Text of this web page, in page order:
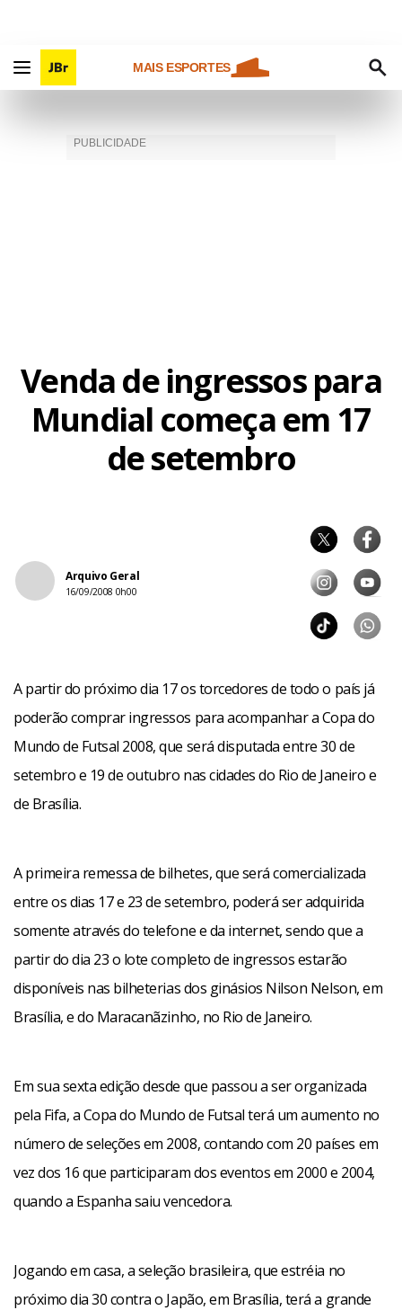
MAIS ESPORTES
Venda de ingressos para
Mundial começa em 17
de setembro
Arquivo Geral
16/09/2008 0h00
A partir do próximo dia 17 os torcedores de todo o país já
poderão comprar ingressos para acompanhar a Copa do
Mundo de Futsal 2008, que será disputada entre 30 de
setembro e 19 de outubro nas cidades do Rio de Janeiro e
de Brasília.
A primeira remessa de bilhetes, que será comercializada
entre os dias 17 e 23 de setembro, poderá ser adquirida
somente através do telefone e da internet, sendo que a
partir do dia 23 o lote completo de ingressos estarão
disponíveis nas bilheterias dos ginásios Nilson Nelson, em
Brasília, e do Maracanãzinho, no Rio de Janeiro.
Em sua sexta edição desde que passou a ser organizada
pela Fifa, a Copa do Mundo de Futsal terá um aumento no
número de seleções em 2008, contando com 20 países em
vez dos 16 que participaram dos eventos em 2000 e 2004,
quando a Espanha saiu vencedora.
Jogando em casa, a seleção brasileira, que estréia no
próximo dia 30 contra o Japão, em Brasília, terá a grande